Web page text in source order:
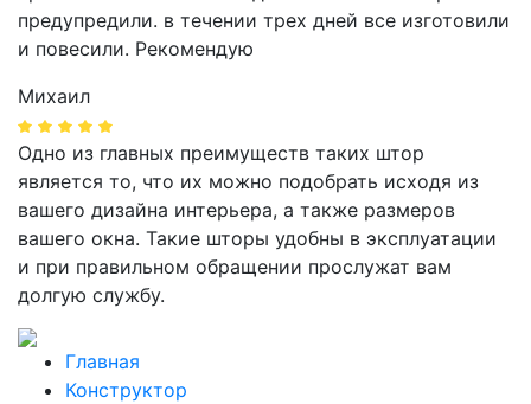
предупредили. в течении трех дней все изготовили
и повесили. Рекомендую
Михаил
Одно из главных преимуществ таких штор
является то, что их можно подобрать исходя из
вашего дизайна интерьера, а также размеров
вашего окна. Такие шторы удобны в эксплуатации
и при правильном обращении прослужат вам
долгую службу.
Главная
Конструктор